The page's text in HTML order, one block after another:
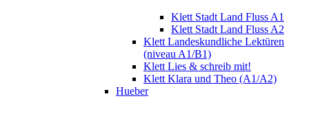
Klett Stadt Land Fluss A1
Klett Stadt Land Fluss A2
Klett Landeskundliche Lektüren
(niveau A1/B1)
Klett Lies & schreib mit!
Klett Klara und Theo (A1/A2)
Hueber